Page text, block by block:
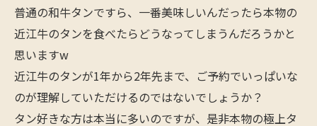
普通の和牛タンですら、一番美味しいんだったら本物の
近江牛のタンを食べたらどうなってしまうんだろうかと
思いますw
近江牛のタンが1年から2年先まで、ご予約でいっぱいな
のが理解していただけるのではないでしょうか？
タン好きな方は本当に多いのですが、是非本物の極上タ